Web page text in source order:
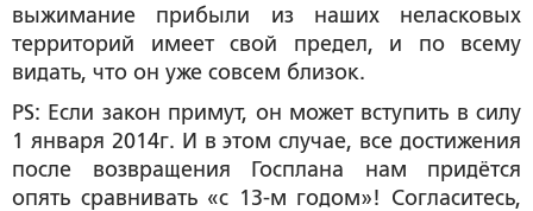
выжимание прибыли из наших неласковых
территорий имеет свой предел, и по всему
видать, что он уже совсем близок.
PS: Если закон примут, он может вступить в силу
1 января 2014г. И в этом случае, все достижения
после возвращения Госплана нам придётся
опять сравнивать «с 13-м годом»! Согласитесь,